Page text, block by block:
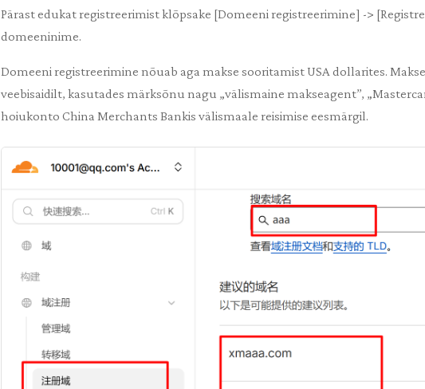
Pärast edukat registreerimist klõpsake [Domeeni registreerimine] ->
domeeninime.
Domeeni registreerimine nõuab aga makse sooritamist USA dollarites.
veebisaidilt, kasutades märksõnu nagu „välismaine makseagent”,
hoiukonto China Merchants Bankis välismaale reisimise eesmärgil.